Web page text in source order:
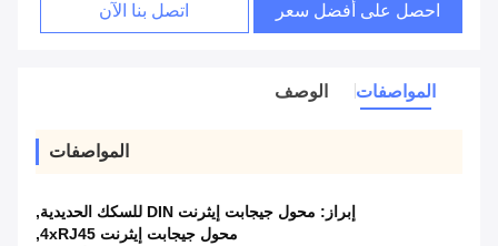
احصل على أفضل سعر اتصل بنا الآن
المواصفات الوصف
المواصفات
إبراز: محول جيجابت إيثرنت DIN للسكك الحديدية
,
محول جيجابت إيثرنت 4xRJ45
,